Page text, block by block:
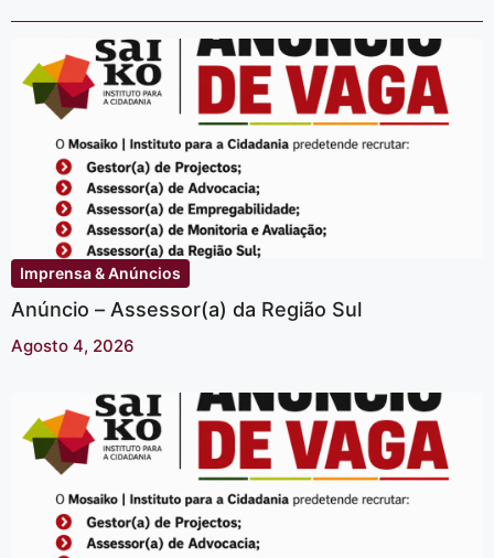
Imprensa & Anúncios
Anúncio – Assessor(a) da Região Sul
Agosto 4, 2026